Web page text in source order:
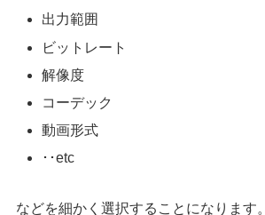
出力範囲
ビットレート
解像度
コーデック
動画形式
･･etc
などを細かく選択することになります。